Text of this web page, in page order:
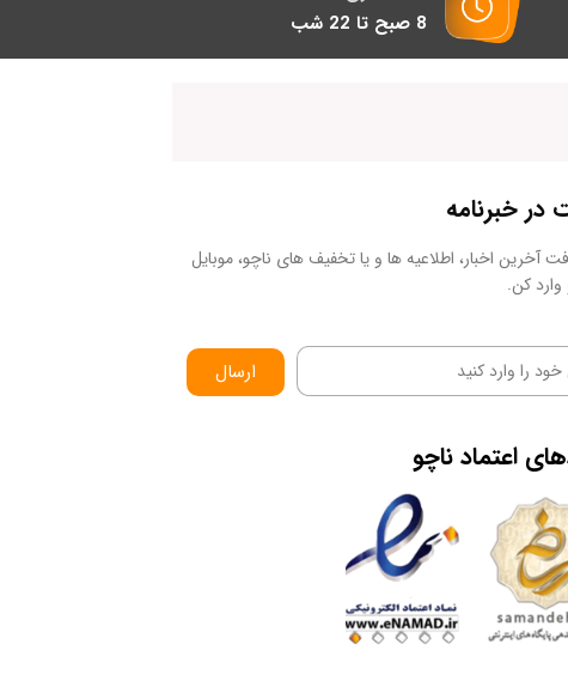
8 صبح تا 22 شب
خبرنامه
آخرین اخبار، اطلاعیه ها و یا تخفیف های ناچو، موبایل
کن.
ارسال
اعتمادناچو